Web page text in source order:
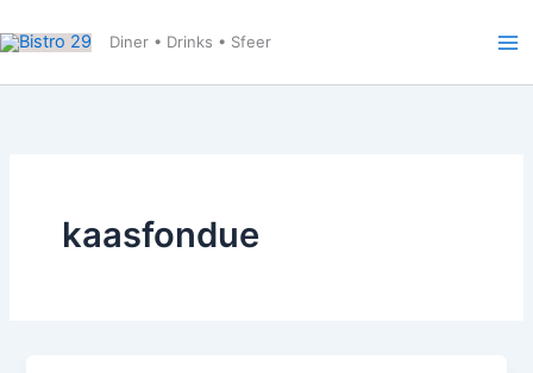
naar
Diner • Drinks • Sfeer
kaasfondue